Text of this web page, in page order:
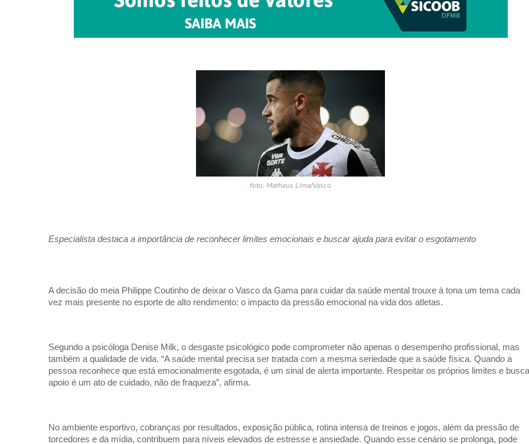
foto: Matheus Lima/Vasco
Especialista destaca a importância de reconhecer limites emocionais e buscar ajuda para evitar o esgotamento
A decisão do meia Philippe Coutinho de deixar o Vasco da Gama para cuidar da saúde mental trouxe à tona um tema cada
vez mais presente no esporte de alto rendimento: o impacto da pressão emocional na vida dos atletas.
Segundo a psicóloga Denise Milk, o desgaste psicológico pode comprometer não apenas o desempenho profissional, mas
também a qualidade de vida. “A saúde mental precisa ser tratada com a mesma seriedade que a saúde física. Quando a
pessoa reconhece que está emocionalmente esgotada, é um sinal de alerta importante. Respeitar os próprios limites e
apoio é um ato de cuidado, não de fraqueza”, afirma.
No ambiente esportivo, cobranças por resultados, exposição pública, rotina intensa de treinos e jogos, além da pressão de
torcedores e da mídia, contribuem para níveis elevados de estresse e ansiedade. Quando esse cenário se prolonga, pode